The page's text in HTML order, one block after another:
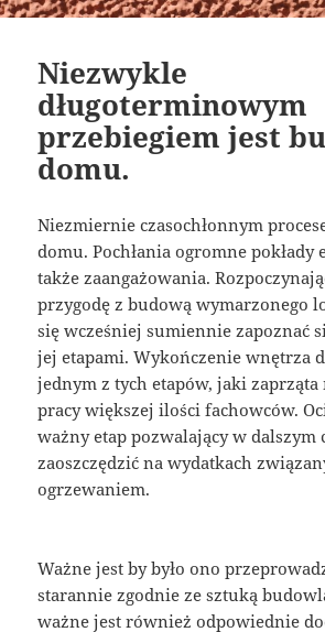
Niezwykle
długoterminowym
przebiegiem jest
domu.
Niezmiernie czasochłonnym
domu. Pochłania ogromne pokłady
także zaangażowania.
przygodę z budową wymarzonego
się wcześniej sumiennie zapoznać
jej etapami. Wykończenie wnętrza
jednym z tych etapów, jaki zaprząta
pracy większej ilości fachowców.
ważny etap pozwalający w dalszym
zaoszczędzić na wydatkach
ogrzewaniem.
Ważne jest by było ono
starannie zgodnie ze sztuką
ważne jest również odpowiednie